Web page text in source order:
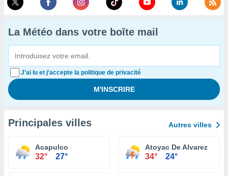
La Météo dans votre boîte mail
J'ai lu et j'accepte la politique de privacité
Principales villes Autres villes
Acapulco
32° 27°
Atoyac De Alvarez
34° 24°